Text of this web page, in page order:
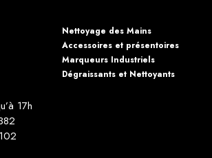
Nettoyage des Mains
Accessoires et présentoires
Marqueurs Industriels
Dégraissants et Nettoyants
17h